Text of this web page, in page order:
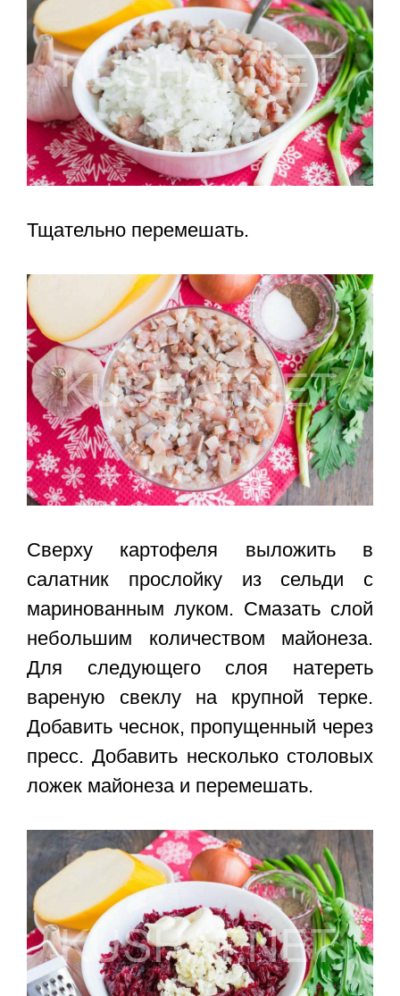
Тщательно перемешать.
Сверху картофеля выложить в
салатник прослойку из сельди с
маринованным луком. Смазать слой
небольшим количеством майонеза.
Для следующего слоя натереть
вареную свеклу на крупной терке.
Добавить чеснок, пропущенный через
пресс. Добавить несколько столовых
ложек майонеза и перемешать.